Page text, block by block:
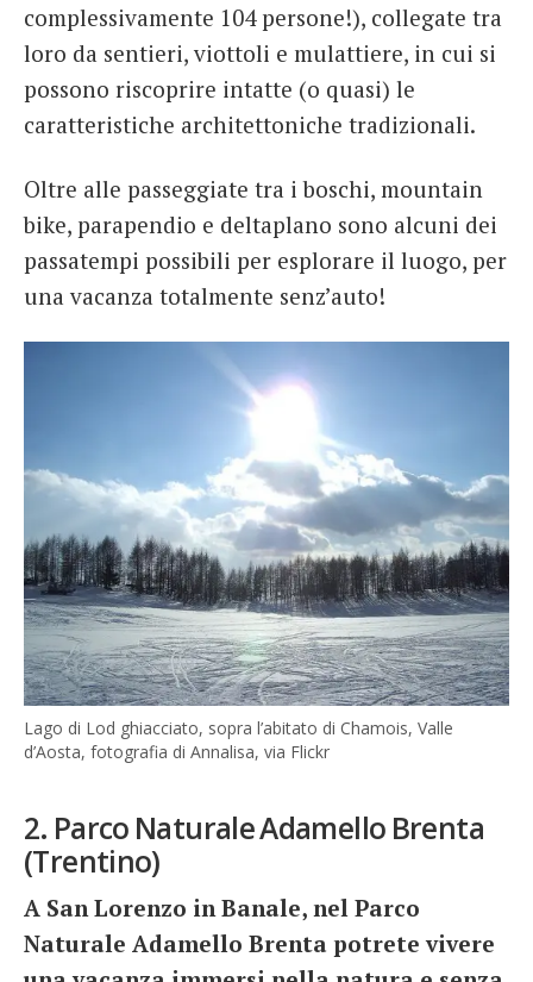
complessivamente 104 persone!), collegate tra
loro da sentieri, viottoli e mulattiere, in cui si
possono riscoprire intatte (o quasi) le
caratteristiche architettoniche tradizionali.
Oltre alle passeggiate tra i boschi, mountain
bike, parapendio e deltaplano sono alcuni dei
passatempi possibili per esplorare il luogo, per
una vacanza totalmente senz’auto!
Lago di Lod ghiacciato, sopra l’abitato di Chamois, Valle
d’Aosta, fotografia di Annalisa, via Flickr
2. Parco Naturale Adamello Brenta
(Trentino)
A San Lorenzo in Banale, nel Parco
Naturale Adamello Brenta potrete vivere